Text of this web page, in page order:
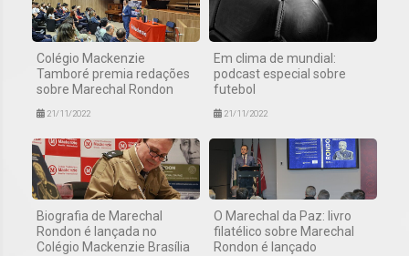
Colégio Mackenzie
Tamboré premia redações
sobre Marechal Rondon
21/11/2022
Em clima de mundial:
podcast especial sobre
futebol
21/11/2022
Biografia de Marechal
Rondon é lançada no
Colégio Mackenzie Brasília
O Marechal da Paz: livro
filatélico sobre Marechal
Rondon é lançado